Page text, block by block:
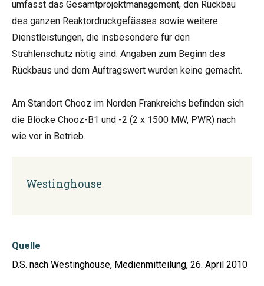
umfasst das Gesamtprojektmanagement, den Rückbau
des ganzen Reaktordruckgefässes sowie weitere
Dienstleistungen, die insbesondere für den
Strahlenschutz nötig sind. Angaben zum Beginn des
Rückbaus und dem Auftragswert wurden keine gemacht.
Am Standort Chooz im Norden Frankreichs befinden sich
die Blöcke Chooz-B1 und -2 (2 x 1500 MW, PWR) nach
wie vor in Betrieb.
Westinghouse
Quelle
D.S. nach Westinghouse, Medienmitteilung, 26. April 2010